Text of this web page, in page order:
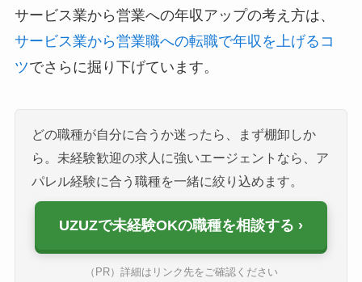
サービス業から営業への年収アップの考え方は、
サービス業から営業職への転職で年収を上げるコ
ツでさらに掘り下げています。
どの職種が自分に合うか迷ったら、まず棚卸しか
ら。未経験歓迎の求人に強いエージェントなら、ア
パレル経験に合う職種を一緒に絞り込めます。
UZUZで未経験OKの職種を相談する
（PR）詳細はリンク先をご確認ください